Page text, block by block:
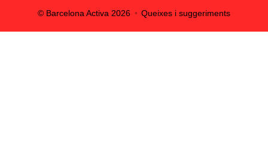
© Barcelona Activa 2026 Queixes i suggeriments